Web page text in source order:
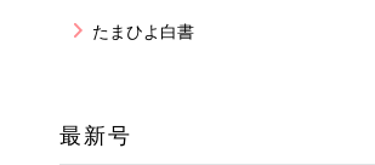
たまひよ白書
最新号